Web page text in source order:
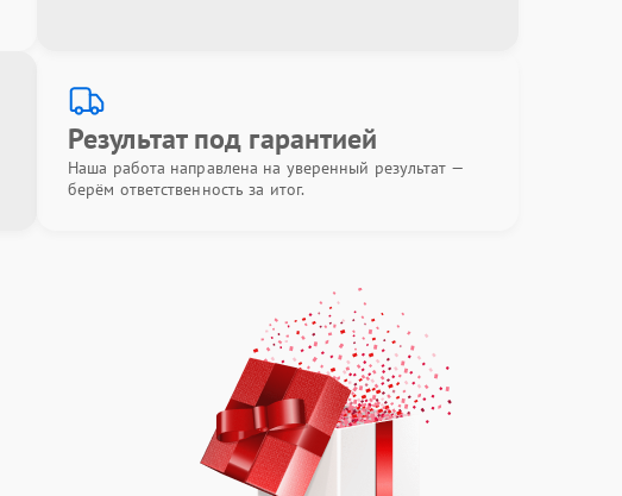
Результат под гарантией
Наша работа направлена на уверенный результат —
берём ответственность за итог.